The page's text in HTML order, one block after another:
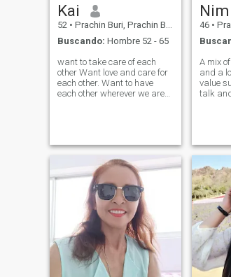
Kai
52 • Prachin Buri, Prachin Buri, Tailandia
Buscando: Hombre 52 - 65
want to take care of each
other Want love and care for
each other. Want to have
each other wherever we are
is the person who will be with
Nim
46 •
A mix
and a
value
talk